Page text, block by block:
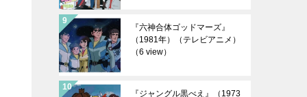
『六神合体ゴッドマーズ』
（1981年）（テレビアニメ）
（6 view）
『ジャングル黒べえ』（1973